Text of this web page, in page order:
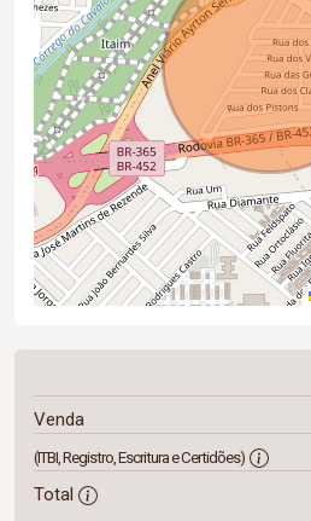
Venda
(ITBI, Registro, Escritura e Certidões)
Total